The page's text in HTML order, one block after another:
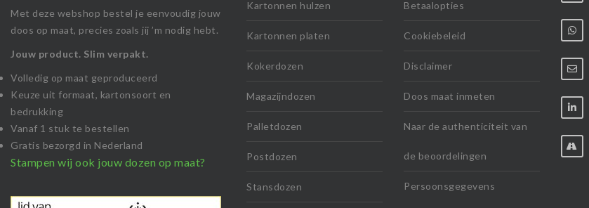
Met deze webshop bestel je eenvoudig jouw
doos op maat, precies zoals jij ’m nodig hebt.
Jouw product. Slim verpakt.
Volledig op maat geproduceerd
Keuze uit formaat, kartonsoort en
bedrukking
Vanaf 1 stuk te bestellen
Gratis bezorgd in Nederland
Stampen wij ook jouw dozen op maat?
Kartonnen hulzen
Kartonnen platen
Kokerdozen
Magazijndozen
Palletdozen
Postdozen
Stansdozen
Betaalopties
Cookiebeleid
Disclaimer
Doos maat inmeten
Naar de authenticiteit van
de beoordelingen
Persoonsgegevens